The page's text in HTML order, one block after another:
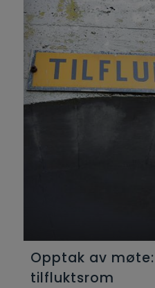
Opptak av
tilfluktsrom